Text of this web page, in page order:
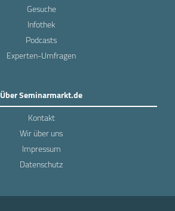
Gesuche
Infothek
Podcasts
Experten-Umfragen
Über Seminarmarkt.de
Kontakt
Wir über uns
Impressum
Datenschutz